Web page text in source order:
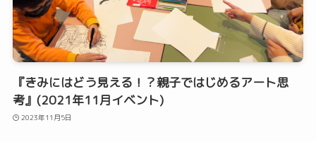
『きみにはどう見える！？親子ではじめるアート思
考』(2021年11月イベント)
2023年11月5日